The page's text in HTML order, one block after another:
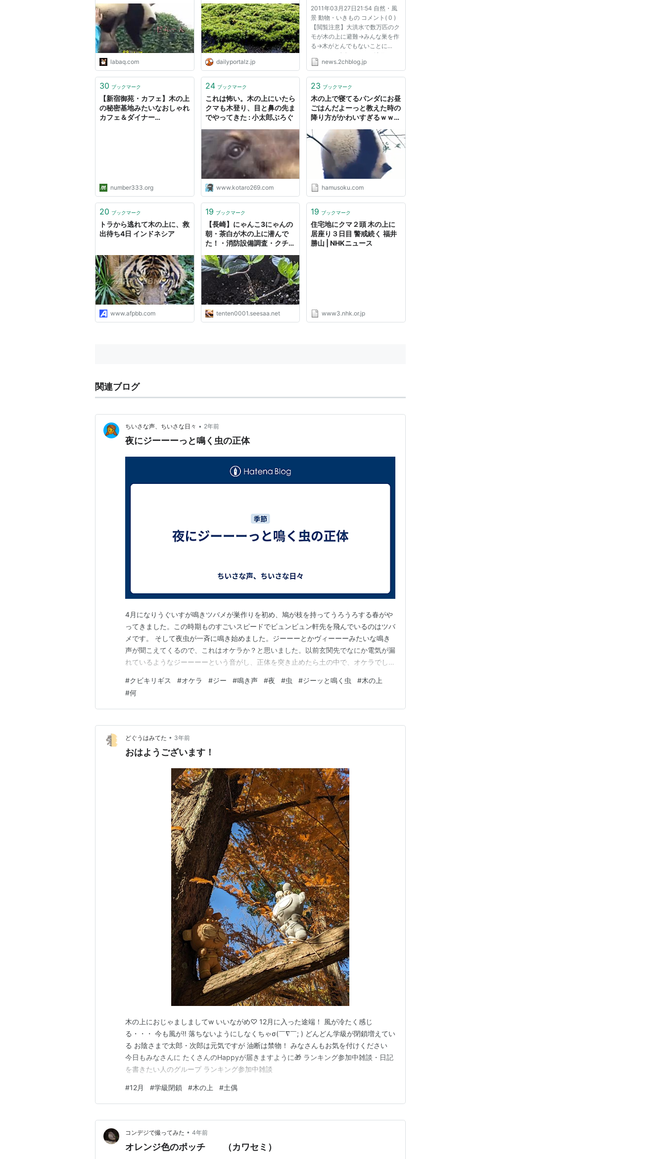
labaq.com dailyportalz.jp
報局
2011年03月27日21:54 自然・風
景 動物・いきもの コメント( 0 )
【閲覧注意】大洪水で数万匹のク
モが木の上に避難→みんな巣を作
る→木がとんでもないことに
Tweet 1：名無しさん＠涙目で
す。(神奈川県)：2011/03/27(日)
年７月に大洪水に襲われたパキス
の 蜘...
news.2chblog.jp
30 ブックマーク
【新宿御苑・カフェ】木の上
の秘密基地みたいなおしゃれ
カフェ＆ダイナー
number333.org
24 ブックマーク
これは怖い。木の上にいたら
クマも木登り、目と鼻の先ま
でやってきた : 小太郎ぶろぐ
www.kotaro269.com
23 ブックマーク
木の上で寝てるパンダにお昼
ごはんだよーっと教えた時の
降り方がかわいすぎるｗｗｗ
ー速報
hamusoku.com
20 ブックマーク
トラから逃れて木の上に、救
出待ち4日 インドネシア
www.afpbb.com
19 ブックマーク
【長崎】にゃんこ3にゃんの
朝・茶白が木の上に潜んで
た！・消防設備調査・クチナ
tenten0001.seesaa.net
19 ブックマーク
住宅地にクマ２頭 木の上に
居座り３日目 警戒続く 福井
勝山 | NHKニュース
www3.nhk.or.jp
関連ブログ
ちいさな声、ちいさな日々 • 2年前
夜にジーーーっと鳴く虫の正体
4月になりうぐいすが鳴きツバメが巣作りを初め、鳩が枝を持ってうろうろする春がや
ってきました。この時期ものすごいスピードでビュンビュン軒先を飛んでいるのはツバ
メです。 そして夜虫が一斉に鳴き始めました。ジーーーとかヴィーーーみたいな鳴き
声が聞こえてくるので、これはオケラか？と思いました。以前玄関先でなにか電気が漏
れているようなジーーーーという音がし、正体を突き止めたら土の中で、オケラでし
ジーーーが聞こえました。あれ？木の上から聞こえるけどオケラ？と思って調べてみる
と、クビキリギスでした。 クビキリギス、家でよく見かけま…
#クビキリギス #オケラ #ジー #鳴き声 #夜 #虫 #ジーッと鳴く虫 #木の上
#何
どぐうはみてた • 3年前
おはようございます！
木の上におじゃましましてw いいながめ♡ 12月に入った途端！ 風が冷たく感じ
る・・・ 今も風が‼ 落ちないようにしなくちゃσ(￣∇￣; ) どんどん学級が閉鎖増えてい
る お陰さまで太郎・次郎は元気ですが 油断は禁物！ みなさんもお気を付けください
今日もみなさんに たくさんのHappyが届きますように🎁 ランキング参加中雑談・日記
を書きたい人のグループ ランキング参加中雑談
#12月 #学級閉鎖 #木の上 #土偶
コンデジで撮ってみた • 4年前
オレンジ色のポッチ （カワセミ）